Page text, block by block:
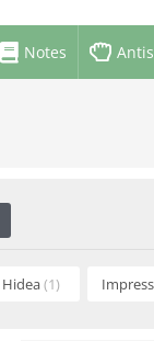
Notes
Hidea(1)